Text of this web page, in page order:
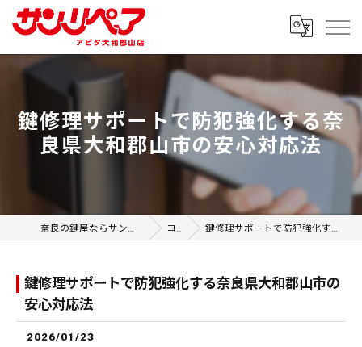
鍵修理サポートで防犯強化する奈
良県大和郡山市の安心対応法
奈良の鍵屋ならサンリペア アピタ大和郡山店 コラム 鍵修理サポートで防犯強化する奈良県大和郡山市の安心対応法
鍵修理サポートで防犯強化する奈良県大和郡山市の
安心対応法
2026/01/23